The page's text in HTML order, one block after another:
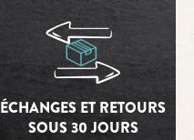
ÉCHANGES ET RETOURS
SOUS 30 JOURS